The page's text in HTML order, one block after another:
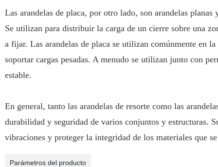
Las arandelas de placa, por otro lado, son arandelas
Se utilizan para distribuir la carga de un cierre sobre una
a fijar. Las arandelas de placa se utilizan comúnmente en
soportar cargas pesadas. A menudo se utilizan junto con
estable.
En general, tanto las arandelas de resorte como las
durabilidad y seguridad de varios conjuntos y estructuras.
vibraciones y proteger la integridad de los materiales que
Parámetros del producto